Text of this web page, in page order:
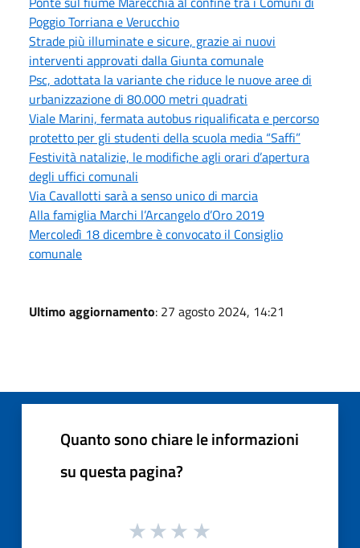
Poggio Torriana e Verucchio
Strade più illuminate e sicure, grazie ai nuovi
interventi approvati dalla Giunta comunale
Psc, adottata la variante che riduce le nuove aree di
urbanizzazione di 80.000 metri quadrati
Viale Marini, fermata autobus riqualificata e percorso
protetto per gli studenti della scuola media “Saffi”
Festività natalizie, le modifiche agli orari d’apertura
degli uffici comunali
Via Cavallotti sarà a senso unico di marcia
Alla famiglia Marchi l’Arcangelo d’Oro 2019
Mercoledì 18 dicembre è convocato il Consiglio
comunale
Ultimo aggiornamento: 27 agosto 2024, 14:21
Quanto sono chiare le informazioni
su questa pagina?